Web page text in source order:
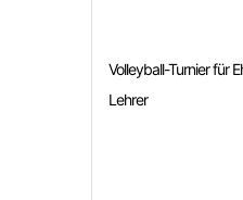
Volleyball-Turnier für
Lehrer